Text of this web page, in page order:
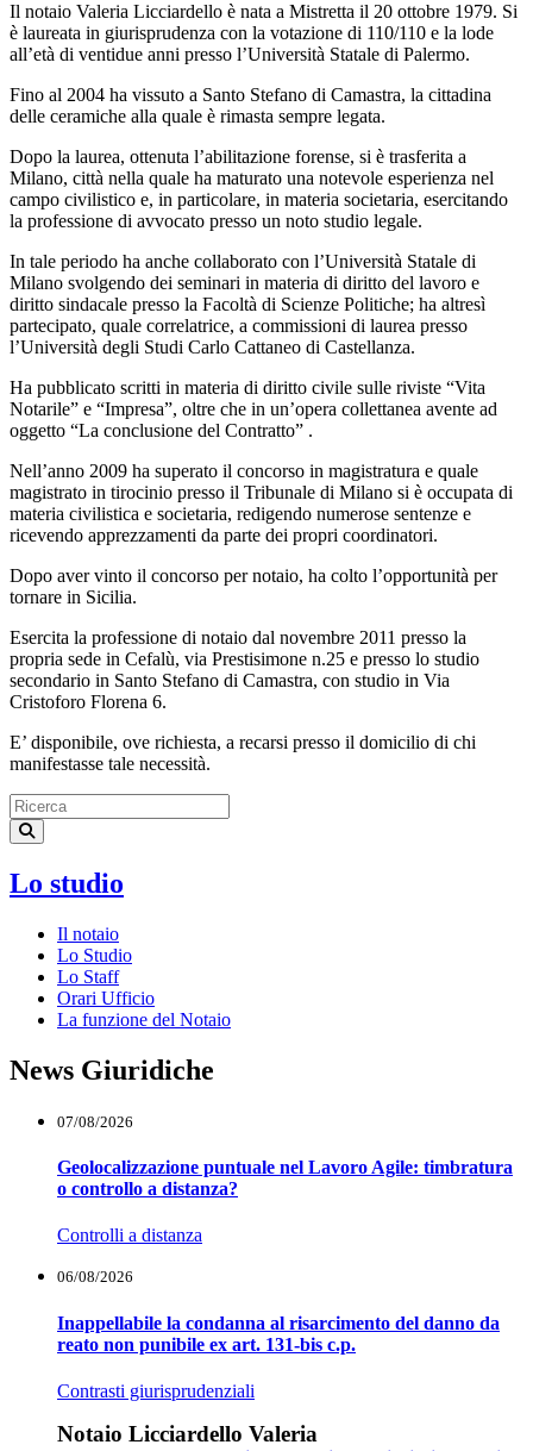
Il notaio Valeria Licciardello è nata a Mistretta il 20 ottobre 1979. Si
è laureata in giurisprudenza con la votazione di 110/110 e la lode
all’età di ventidue anni presso l’Università Statale di Palermo.
Fino al 2004 ha vissuto a Santo Stefano di Camastra, la cittadina
delle ceramiche alla quale è rimasta sempre legata.
Dopo la laurea, ottenuta l’abilitazione forense, si è trasferita a
Milano, città nella quale ha maturato una notevole esperienza nel
campo civilistico e, in particolare, in materia societaria, esercitando
la professione di avvocato presso un noto studio legale.
In tale periodo ha anche collaborato con l’Università Statale di
Milano svolgendo dei seminari in materia di diritto del lavoro e
diritto sindacale presso la Facoltà di Scienze Politiche; ha altresì
partecipato, quale correlatrice, a commissioni di laurea presso
l’Università degli Studi Carlo Cattaneo di Castellanza.
Ha pubblicato scritti in materia di diritto civile sulle riviste “Vita
Notarile” e “Impresa”, oltre che in un’opera collettanea avente ad
oggetto “La conclusione del Contratto” .
Nell’anno 2009 ha superato il concorso in magistratura e quale
magistrato in tirocinio presso il Tribunale di Milano si è occupata di
materia civilistica e societaria, redigendo numerose sentenze e
ricevendo apprezzamenti da parte dei propri coordinatori.
Dopo aver vinto il concorso per notaio, ha colto l’opportunità per
tornare in Sicilia.
Esercita la professione di notaio dal novembre 2011 presso la
propria sede in Cefalù, via Prestisimone n.25 e presso lo studio
secondario in Santo Stefano di Camastra, con studio in Via
Cristoforo Florena 6.
E’ disponibile, ove richiesta, a recarsi presso il domicilio di chi
manifestasse tale necessità.
Lo studio
Il notaio
Lo Studio
Lo Staff
Orari Ufficio
La funzione del Notaio
News Giuridiche
07/08/2026
Geolocalizzazione puntuale nel Lavoro Agile: timbratura
o controllo a distanza?
Controlli a distanza
06/08/2026
Inappellabile la condanna al risarcimento del danno da
reato non punibile ex art. 131-bis c.p.
Contrasti giurisprudenziali
Notaio Licciardello Valeria